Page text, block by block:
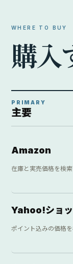
WHERE TO BUY
購入
PRIMARY
主要
Amazon
在庫と実売価格を検索
Yahoo!ショ
ポイント込みの価格